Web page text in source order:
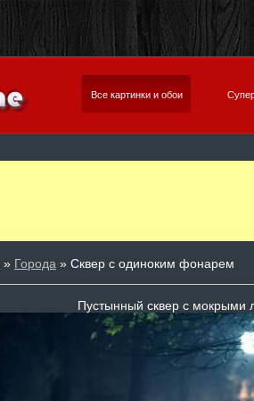
Все картинки и обои
» Города » Сквер с одиноким фонарем
Пустынный сквер с мокрыми